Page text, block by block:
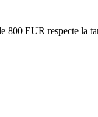
800 EUR respecte la